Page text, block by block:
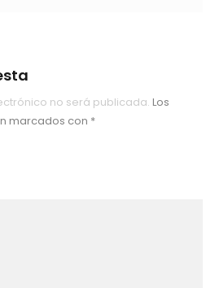
no será publicada. Los
marcados con *